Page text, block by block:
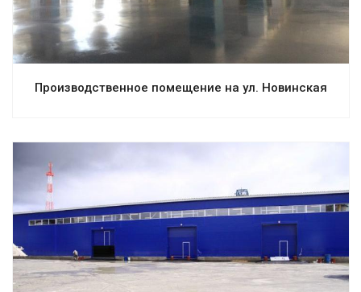
Производственное помещение на ул. Новинская
Смотреть проект